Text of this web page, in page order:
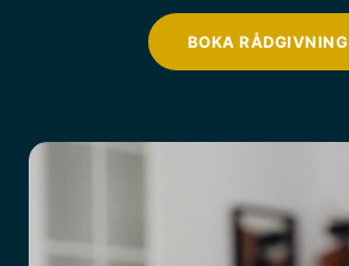
BOKA RÅDGIVNING